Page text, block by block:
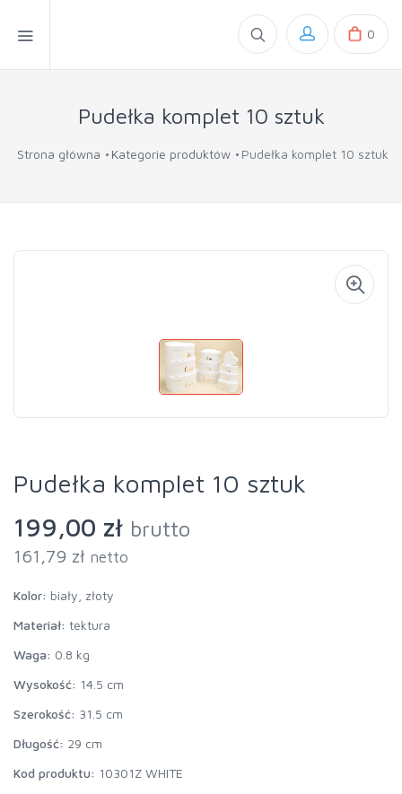
0
Pudełka komplet 10 sztuk
Strona główna Kategorie produktów Pudełka komplet 10 sztuk
Pudełka komplet 10 sztuk
199,00 zł brutto
161,79 zł netto
Kolor: biały, złoty
Materiał: tektura
Waga: 0.8 kg
Wysokość: 14.5 cm
Szerokość: 31.5 cm
Długość: 29 cm
Kod produktu: 10301Z WHITE